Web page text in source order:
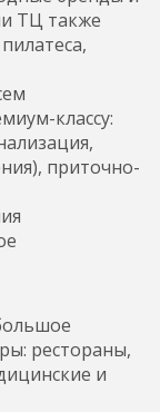
ТЦ также
классу:
приточно-
рестораны,
и